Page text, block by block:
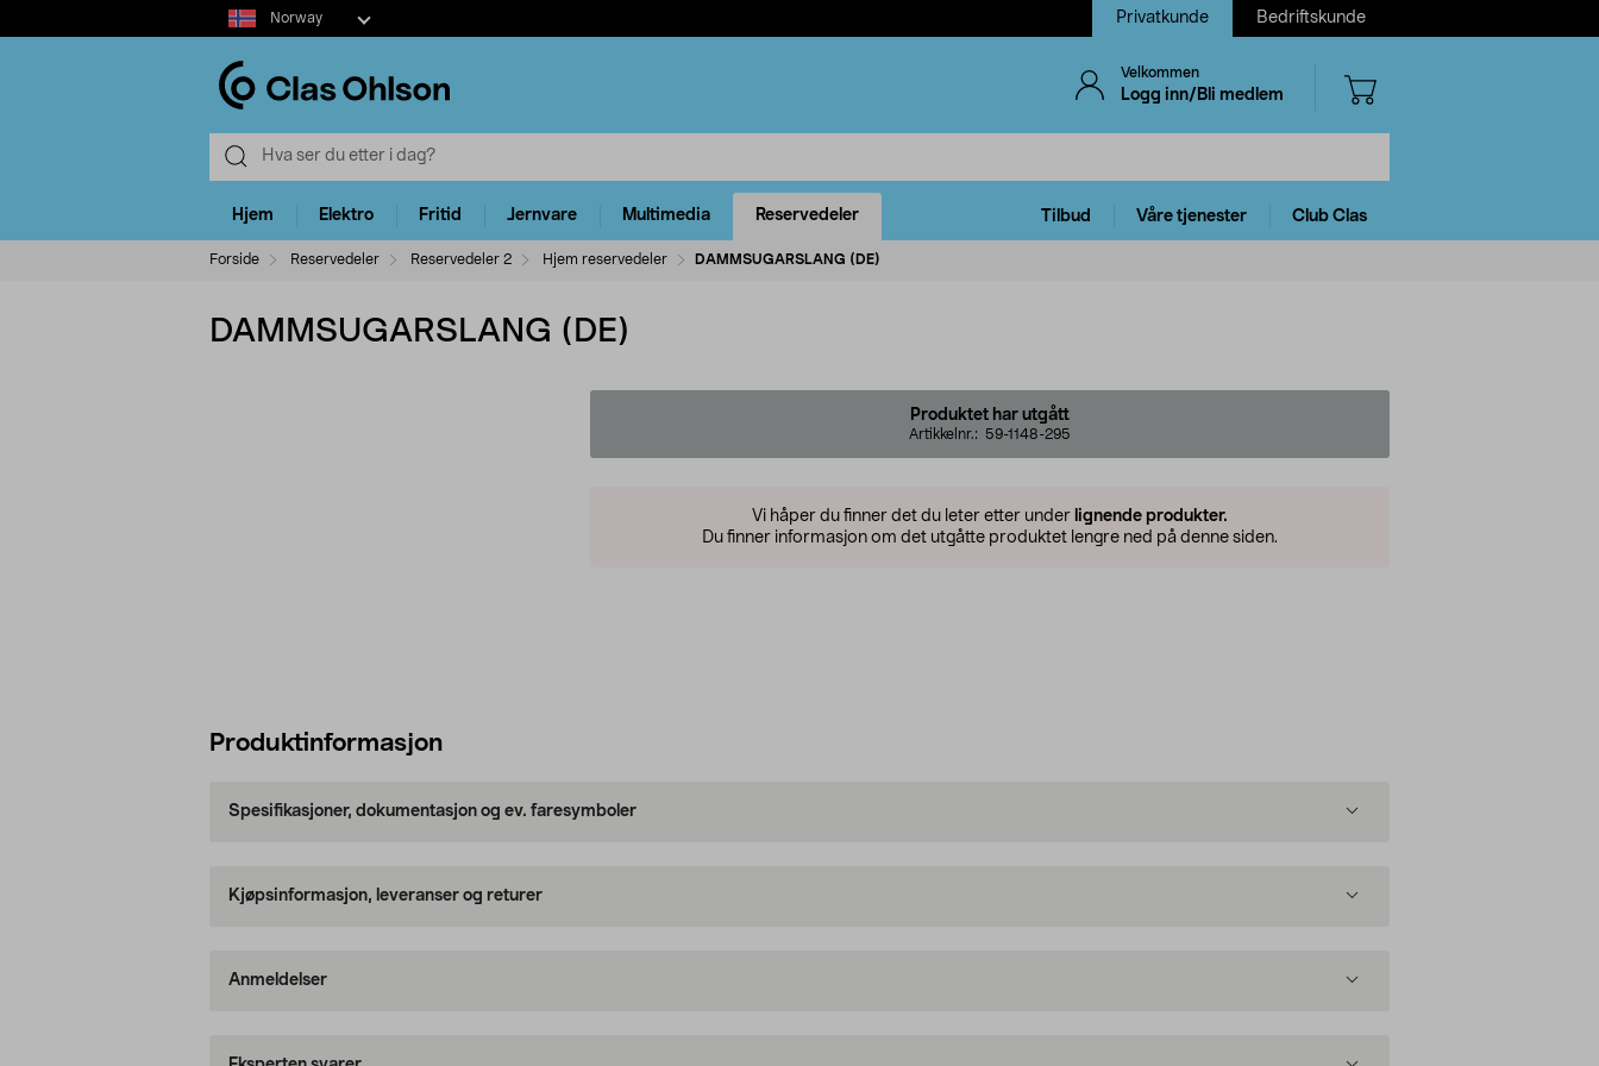
Select
market
Norway Privatkunde Bedriftskunde
Velkommen
Logg inn/Bli medlem
Hjem Elektro Fritid Jernvare Multimedia Reservedeler Tilbud Våre tjenester Club Clas
Forside Reservedeler Reservedeler 2 Hjem reservedeler DAMMSUGARSLANG (DE)
DAMMSUGARSLANG (DE)
Produktet har utgått
Artikkelnr.: 59-1148-295
Vi håper du finner det du leter etter under lignende produkter.
Du finner informasjon om det utgåtte produktet lengre ned på denne siden.
Produktinformasjon
Spesifikasjoner, dokumentasjon og ev. faresymboler
Kjøpsinformasjon, leveranser og returer
Anmeldelser